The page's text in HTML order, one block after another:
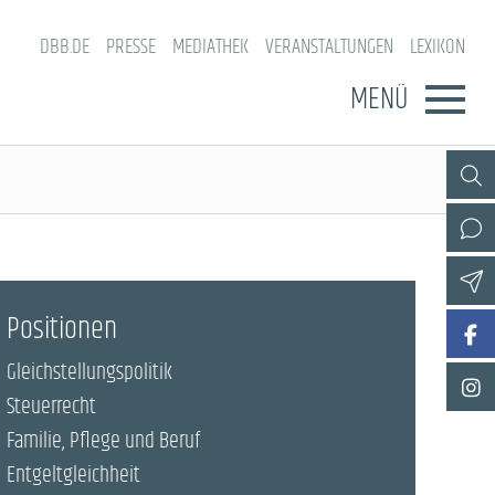
DBB.DE PRESSE MEDIATHEK VERANSTALTUNGEN LEXIKON
MENÜ
Positionen
Gleichstellungspolitik
Steuerrecht
Familie, Pflege und Beruf
Entgeltgleichheit